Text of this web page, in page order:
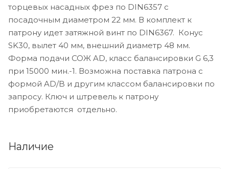
торцевых насадных фрез по DIN6357 с
посадочным диаметром 22 мм. В комплект к
патрону идет затяжной винт по DIN6367. Конус
SK30, вылет 40 мм, внешний диаметр 48 мм.
Форма подачи СОЖ AD, класс балансировки G 6,3
при 15000 мин.-1. Возможна поставка патрона с
формой AD/B и другим классом балансировки по
запросу. Ключ и штревель к патрону
приобретаются отдельно.
Наличие